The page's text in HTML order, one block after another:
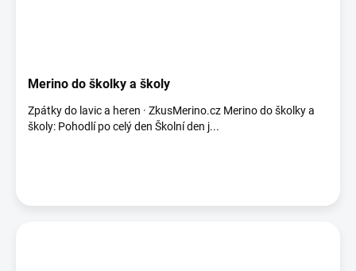
Merino do školky a školy
Zpátky do lavic a heren · ZkusMerino.cz Merino do školky a
školy: Pohodlí po celý den Školní den j...